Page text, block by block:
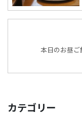
本日のお昼ご
カテゴリー